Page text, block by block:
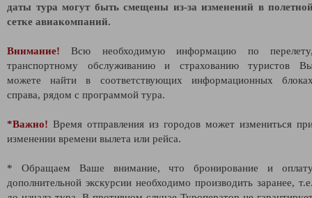
даты тура могут быть смещены из-за изменений в
сетке авиакомпаний.
Внимание!Всю необходимую информацию по
транспортному обслуживанию и страхованию туристов
можете найти в соответствующих информационных
справа, рядом с программой тура.
*Важно! Время отправления из городов может измениться
изменении времени вылета или рейса.
* Обращаем Ваше внимание, что бронирование и
дополнительной экскурсии необходимо производить заранее,